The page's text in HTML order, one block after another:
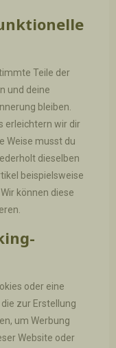
Teile der
und deine
bleiben.
erleichtern wir dir
Weise musst du
dieselben
beispielsweise
können diese
oder eine
zur Erstellung
um Werbung
Website oder